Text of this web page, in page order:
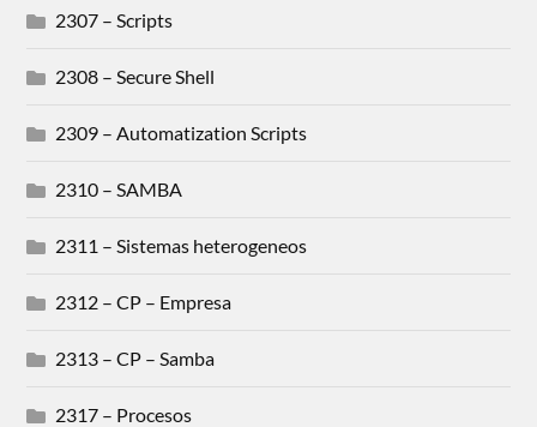
2307 – Scripts
2308 – Secure Shell
2309 – Automatization Scripts
2310 – SAMBA
2311 – Sistemas heterogeneos
2312 – CP – Empresa
2313 – CP – Samba
2317 – Procesos